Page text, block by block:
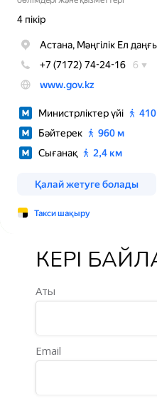
КЕРІ
Аты
Email